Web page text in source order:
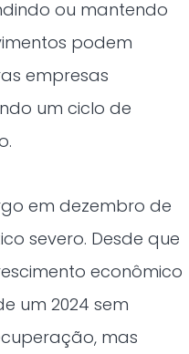
ou mantendo
podem
empresas
um ciclo de
em dezembro de
severo. Desde que
econômico
um 2024 sem
mas